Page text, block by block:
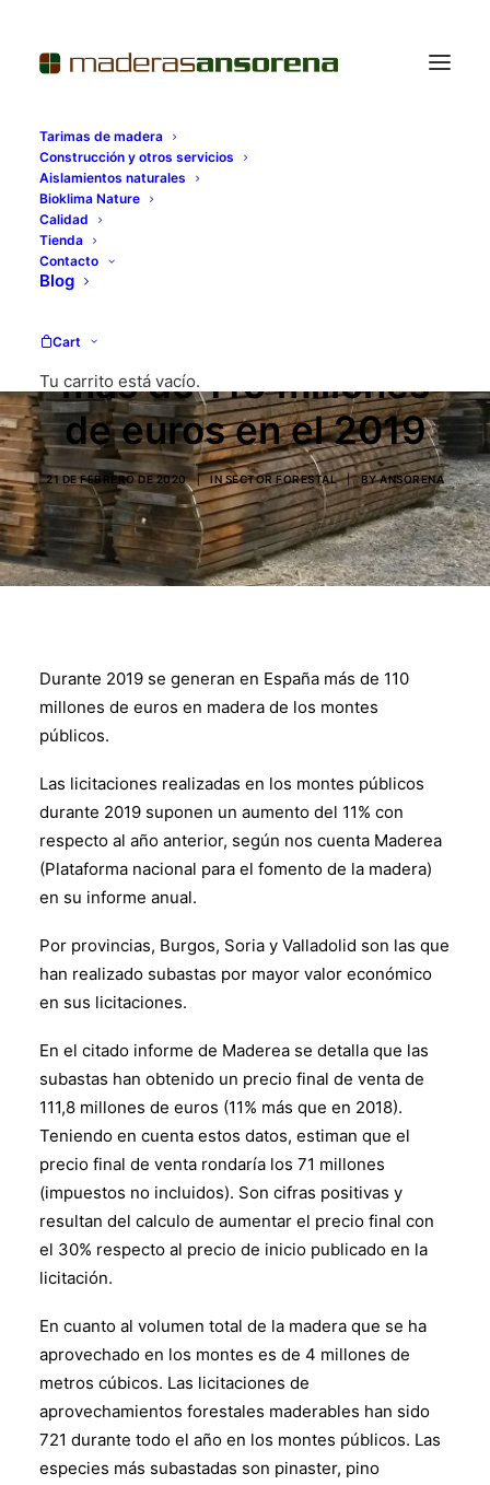
Tarimas de madera
Construcción y otros servicios
Aislamientos naturales
Bioklima Nature
Calidad
Tienda
Contacto
Blog
Cart
Tu carrito está vacío.
La madera de los
genera en España
más de 110 millones
de euros en el 2019
21 DE FEBRERO DE 2020 | INSECTOR FORESTAL | BYANSORENA
Durante 2019 se generan en España más de 110
millones de euros en madera de los montes
públicos.
Las licitaciones realizadas en los montes públicos
durante 2019 suponen un aumento del 11% con
respecto al año anterior, según nos cuenta Maderea
(Plataforma nacional para el fomento de la madera)
en su informe anual.
Por provincias, Burgos, Soria y Valladolid son las que
han realizado subastas por mayor valor económico
en sus licitaciones.
En el citado informe de Maderea se detalla que las
subastas han obtenido un precio final de venta de
111,8 millones de euros (11% más que en 2018).
Teniendo en cuenta estos datos, estiman que el
precio final de venta rondaría los 71 millones
(impuestos no incluidos). Son cifras positivas y
resultan del calculo de aumentar el precio final con
el 30% respecto al precio de inicio publicado en la
licitación.
En cuanto al volumen total de la madera que se ha
aprovechado en los montes es de 4 millones de
metros cúbicos. Las licitaciones de
aprovechamientos forestales maderables han sido
721 durante todo el año en los montes públicos. Las
especies más subastadas son pinaster, pino